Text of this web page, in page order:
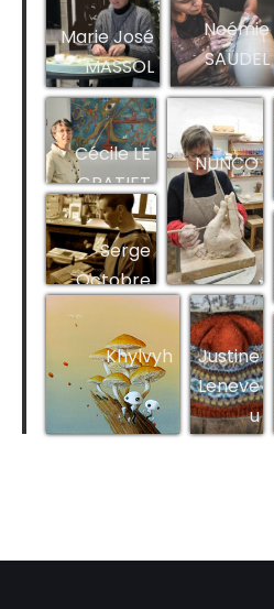
Noémie
SAUDEL
Marie José
MASSOL
Cécile LE
GRATIET
NUNCO
Serge
Octobre
Bijoux
Khylvyh
Justine
Leneve
u